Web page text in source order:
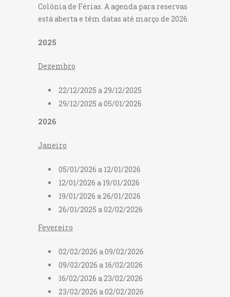
Colônia de Férias. A agenda para reservas
está aberta e têm datas até março de 2026.
2025
Dezembro
22/12/2025 a 29/12/2025
29/12/2025 a 05/01/2026
2026
Janeiro
05/01/2026 a 12/01/2026
12/01/2026 a 19/01/2026
19/01/2026 a 26/01/2026
26/01/2025 a 02/02/2026
Fevereiro
02/02/2026 a 09/02/2026
09/02/2026 a 16/02/2026
16/02/2026 a 23/02/2026
23/02/2026 a 02/02/2026